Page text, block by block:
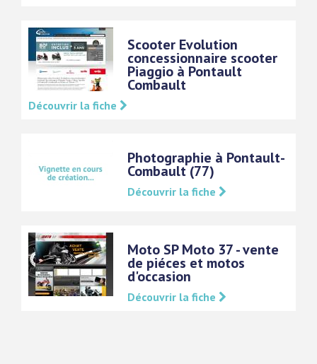
Scooter Evolution
concessionnaire scooter
Piaggio à Pontault
Combault
Découvrir la fiche
Photographie à Pontault-
Combault (77)
Découvrir la fiche
Moto SP Moto 37 - vente
de piéces et motos
d'occasion
Découvrir la fiche